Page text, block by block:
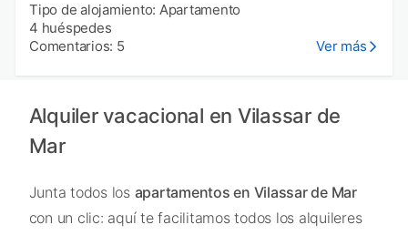
Tipo de alojamiento: Apartamento
4 huéspedes
Comentarios: 5
Ver más
Alquiler vacacional en Vilassar de
Mar
Junta todos los apartamentos en Vilassar de Mar
con un clic: aquí te facilitamos todos los alquileres